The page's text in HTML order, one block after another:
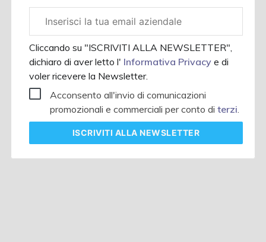
aziendale
Cliccando su "ISCRIVITI ALLA NEWSLETTER",
dichiaro di aver letto l' Informativa Privacye di
voler ricevere la Newsletter.
Acconsento all'invio di comunicazioni
promozionali e commerciali per conto diterzi.
ISCRIVITI ALLA NEWSLETTER